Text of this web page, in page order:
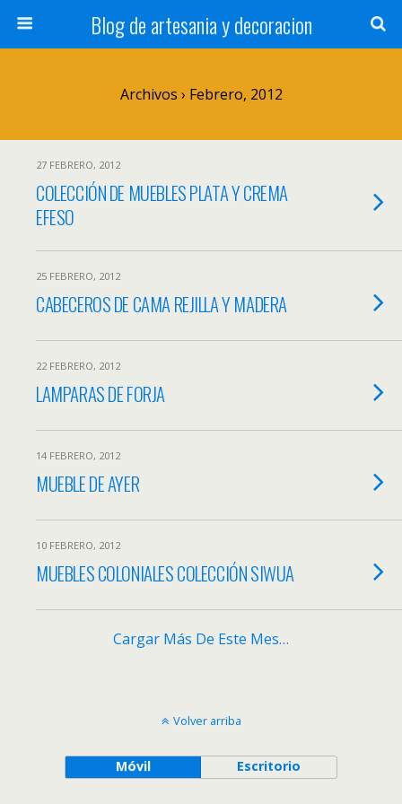
Blog de artesania y decoracion
Archivos › Febrero, 2012
27 FEBRERO, 2012
COLECCIÓN DE MUEBLES PLATA Y CREMA
EFESO
25 FEBRERO, 2012
CABECEROS DE CAMA REJILLA Y MADERA
22 FEBRERO, 2012
LAMPARAS DE FORJA
14 FEBRERO, 2012
MUEBLE DE AYER
10 FEBRERO, 2012
MUEBLES COLONIALES COLECCIÓN SIWUA
Cargar Más De Este Mes…
Volver arriba
Móvil Escritorio